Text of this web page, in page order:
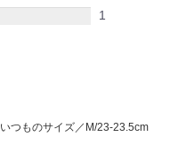
1
いつものサイズ／M/23-23.5cm